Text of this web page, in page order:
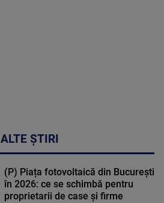
ALTE ȘTIRI
(P) Piața fotovoltaică din București
în 2026: ce se schimbă pentru
proprietarii de case și firme